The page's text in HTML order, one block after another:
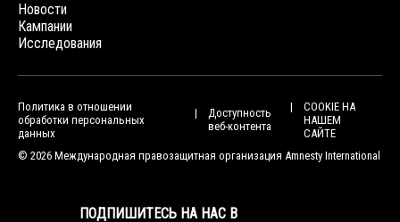
Новости
Кампании
Исследования
Политика в отношении
обработки персональных
данных
Доступность
веб-контента
COOKIE НА
НАШЕМ
САЙТЕ
© 2026 Международная правозащитная организация Amnesty International
ПОДПИШИТЕСЬ НА НАС В